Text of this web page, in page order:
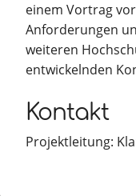
einem Vortrag
Anforderungen
weiteren
entwickelnden
Kontakt
Projektleitung: